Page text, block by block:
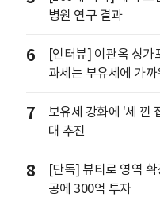
병원 연구 결과
6
[인터뷰] 이관옥 싱가
과세는 부유세에 가
7
보유세 강화에 '세 낀
대 추진
8
[단독] 뷰티로 영역
공에 300억 투자